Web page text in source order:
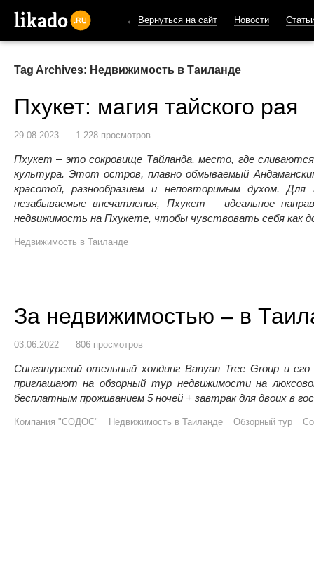
← Вернуться на сайт Новости
Tag Archives: Недвижимость в Таиланде
Пхукет: магия тайского рая
29.08.2023 1 228 просмотров
Пхукет – это сокровище Тайланда, место, где
культура. Этот остров, плавно обмываемый
красотой, разнообразием и неповторимым духом.
незабываемые впечатления, Пхукет – идеальное
недвижимость на Пхукете, чтобы чувствовать себя как
Недвижимость в Таиланде
За недвижимостью – в
03.06.2022 806 просмотров
Сингапурский отельный холдинг Banyan Tree Group и
приглашают на обзорный тур недвижимости на
бесплатным проживанием 5 ночей + завтрак для двоих в
Компания "СОДОС" Недвижимость в Таиланде Обзорный тур